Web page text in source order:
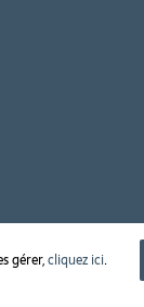
gérer,cliquez ici.